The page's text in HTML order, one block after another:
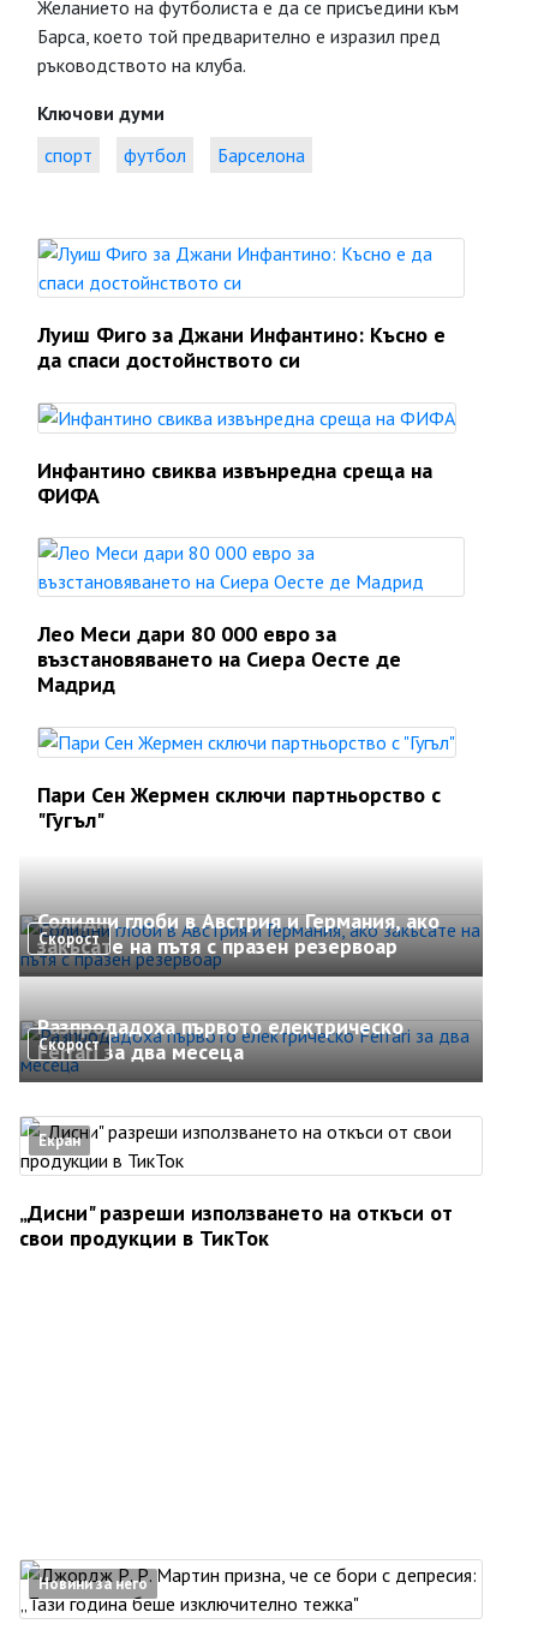
Желанието на футболиста е да се присъедини към
Барса, което той предварително е изразил пред
ръководството на клуба.
Ключови думи
спорт
футбол Барселона
Луиш Фиго за Джани Инфантино: Късно е
да спаси достойнството си
Инфантино свиква извънредна среща на
ФИФА
Лео Меси дари 80 000 евро за
възстановяването на Сиера Оесте де
Мадрид
Пари Сен Жермен сключи партньорство с
"Гугъл"
Скорост
Солидни глоби в Австрия и Германия, ако
закъсате на пътя с празен резервоар
Скорост
Разпродадоха първото електрическо
Ferrari за два месеца
Екран
„Дисни" разреши използването на откъси от
свои продукции в ТикТок
Новини за него